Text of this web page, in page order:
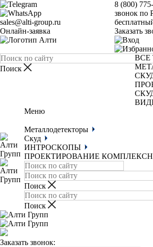
sales@alti-group.ru
Онлайн-заявка
8 (800)
звонок по
Заказать
ВСЕ
Меню
Металлодетекторы
Скуд
ИНТРОСКОПЫ
ПРОЕКТИРОВАНИЕ
Заказать звонок: